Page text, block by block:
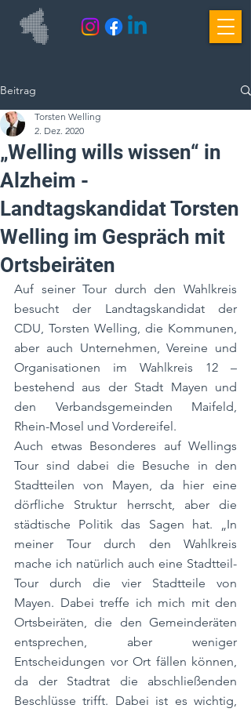
Beitrag
„Welling wills wissen“ in
Alzheim -
Landtagskandidat Torsten
Welling im Gespräch mit
Ortsbeiräten
Torsten Welling
2. Dez. 2020
Auf seiner Tour durch den Wahlkreis
besucht der Landtagskandidat der
CDU, Torsten Welling, die Kommunen,
aber auch Unternehmen, Vereine und
Organisationen im Wahlkreis 12 –
bestehend aus der Stadt Mayen und
den Verbandsgemeinden Maifeld,
Rhein-Mosel und Vordereifel.
Auch etwas Besonderes auf Wellings
Tour sind dabei die Besuche in den
Stadtteilen von Mayen, da hier eine
dörfliche Struktur herrscht, aber die
städtische Politik das Sagen hat. „In
meiner Tour durch den Wahlkreis
mache ich natürlich auch eine Stadtteil-
Tour durch die vier Stadtteile von
Mayen. Dabei treffe ich mich mit den
Ortsbeiräten, die den Gemeinderäten
entsprechen, aber weniger
Entscheidungen vor Ort fällen können,
da der Stadtrat die abschließenden
Beschlüsse trifft. Dabei ist es wichtig,